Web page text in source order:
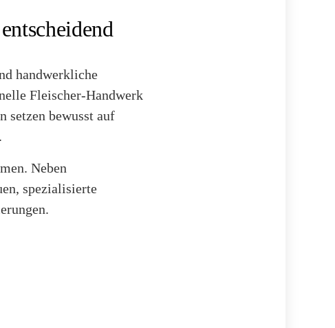
handwerkliche
Fleischer-Handwerk
setzen bewusst auf
Neben
spezialisierte